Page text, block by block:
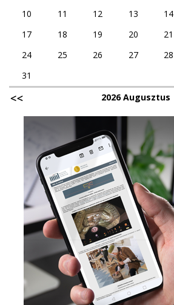
10
11 12 13 14
17
18 19 20 21
24
25 26 27 28
31
2026 Augusztus